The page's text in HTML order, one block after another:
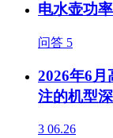
电水壶功
问答 5
2026年6
注的机型
3 06.26